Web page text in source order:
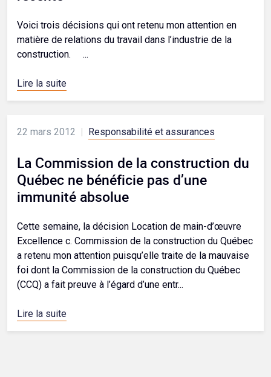
Voici trois décisions qui ont retenu mon attention en
matière de relations du travail dans l’industrie de la
construction. ...
Lire la suite
22 mars 2012 Responsabilité et assurances
La Commission de la construction du
Québec ne bénéficie pas d’une
immunité absolue
Cette semaine, la décision Location de main-d’œuvre
Excellence c. Commission de la construction du Québec
a retenu mon attention puisqu’elle traite de la mauvaise
foi dont la Commission de la construction du Québec
(CCQ) a fait preuve à l’égard d’une entr...
Lire la suite